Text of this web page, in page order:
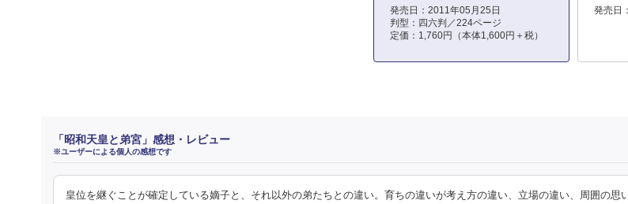
発売日：2011年05月25日
判型：四六判／224ページ
定価：1,760円（本体1,600円＋税）
発売日
「昭和天皇と弟宮」感想・レビュー
※ユーザーによる個人の感想です
皇位を継ぐことが確定している嫡子と、それ以外の弟たちとの違い。育ちの違いが考え方の違い、立場の違い、周囲の思